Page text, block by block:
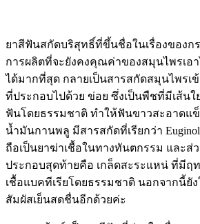
ยาสีฟันสกัดบริสุทธิ์ที่ขึ้นชื่อในเรื่องของก
การผลิตที่จะยังคงคุณค่าของสมุนไพรเอา
ได้มากที่สุด กลายเป็นสารสกัดสมุนไพรเ
ที่ประกอบไปด้วย ข่อย ซึ่งเป็นพืชที่มีเส้นใ
ฟันโดยธรรมชาติ ทำให้ฟันขาวสะอาดแข็
น้ำมันกานพลู มีสารสกัดที่เรียกว่า
ถือเป็นยาฆ่าเชื้อในทางทันตกรรม และส่
ประกอบสุดท้ายคือ เกล็ดสะระแหน่ ที่มีฤ
เชื้อแบคทีเรียโดยธรรมชาติ นอกจากนี้ยัง
สัมผัสเย็นสดชื่นอีกด้วยค่ะ